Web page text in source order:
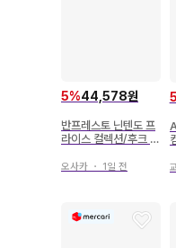
5%44,578원
반프레스토 닌텐도 프
라이스 컬렉션/후크 부
1 블랙 원단 43411
오사카 ・ 1일 전
5